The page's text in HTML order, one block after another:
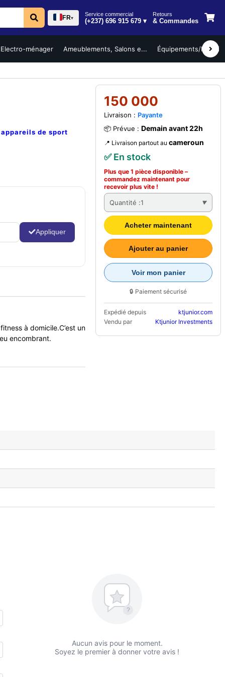
FR▾
Service commercial
(+237) 696 915 679 ▾
Retours
& Commandes
Electro-ménager Ameublements, Salons e... Équipements/
appareils de sport
Appliquer
à domicile.C’est un
encombrant.
150 000
Livraison : Payante
📦 Prévue : Demain avant 22h
📍 Livraison partout au cameroun
✅ En stock
Plus que 1 pièce disponible –
commandez maintenant pour
recevoir plus vite !
Quantité :1
Acheter maintenant
Ajouter au panier
Voir mon panier
🔒 Paiement sécurisé
Expédié depuis
ktjunior.com
Vendu par
Ktjunior Investments
?
Aucun avis pour le moment.
Soyez le premier à donner votre avis !